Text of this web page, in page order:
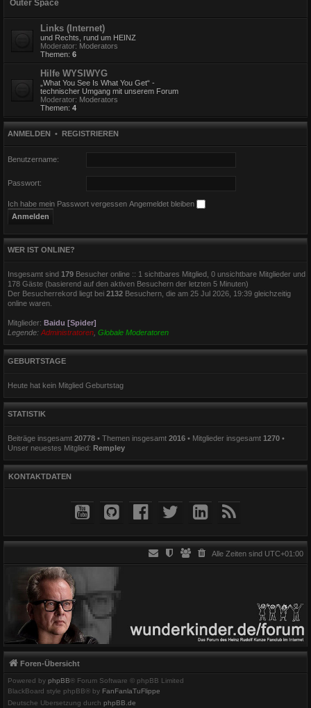
Outer Space
Links (Internet)
und Rechts, rund um HEINZ
Moderator: Moderators
Themen: 6
Hilfe WYSIWYG
„What You See Is What You Get“ -
technischer Umgang mit unserem Forum
Moderator: Moderators
Themen: 4
ANMELDEN • REGISTRIEREN
Benutzername:
Passwort:
Ich habe mein Passwort vergessen Angemeldet bleiben
WER IST ONLINE?
Insgesamt sind 179 Besucher online :: 1 sichtbares Mitglied, 0 unsichtbare Mitglieder und
178 Gäste (basierend auf den aktiven Besuchern der letzten 5 Minuten)
Der Besucherrekord liegt bei 2132 Besuchern, die am 25 Jul 2026, 19:39 gleichzeitig
online waren.
Mitglieder: Baidu [Spider]
Legende: Administratoren Globale Moderatoren
GEBURTSTAGE
Heute hat kein Mitglied Geburtstag
STATISTIK
Beiträge insgesamt 20778 • Themen insgesamt 2016 • Mitglieder insgesamt 1270 •
Unser neuestes Mitglied: Rempley
KONTAKTDATEN
Alle Zeiten sind UTC+01:00
Foren-Übersicht
Powered by phpBB® Forum Software © phpBB Limited
BlackBoard style phpBB® by FanFanlaTuFlippe
Deutsche Übersetzung durch phpBB.de